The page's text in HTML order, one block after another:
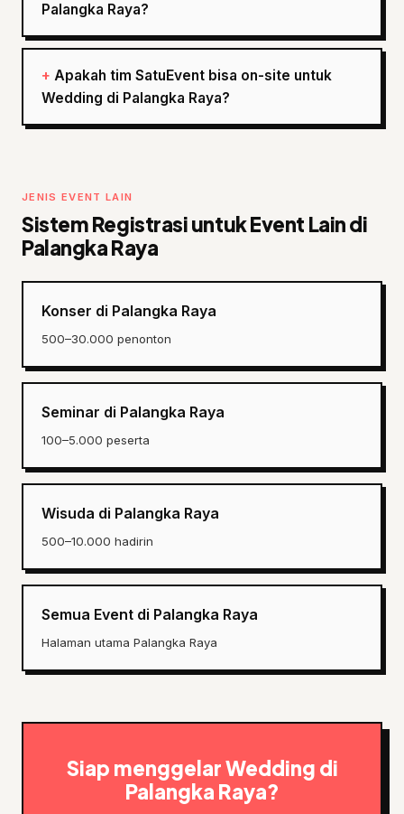
Palangka Raya?
Apakah tim SatuEvent bisa on-site untuk
Wedding di Palangka Raya?
JENIS EVENT LAIN
Sistem Registrasi untuk Event Lain di
Palangka Raya
Konser di Palangka Raya
500–30.000 penonton
Seminar di Palangka Raya
100–5.000 peserta
Wisuda di Palangka Raya
500–10.000 hadirin
Semua Event di Palangka Raya
Halaman utama Palangka Raya
Siap menggelar Wedding di
Palangka Raya?